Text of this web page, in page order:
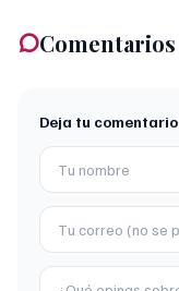
Comentarios
Deja tu comentario